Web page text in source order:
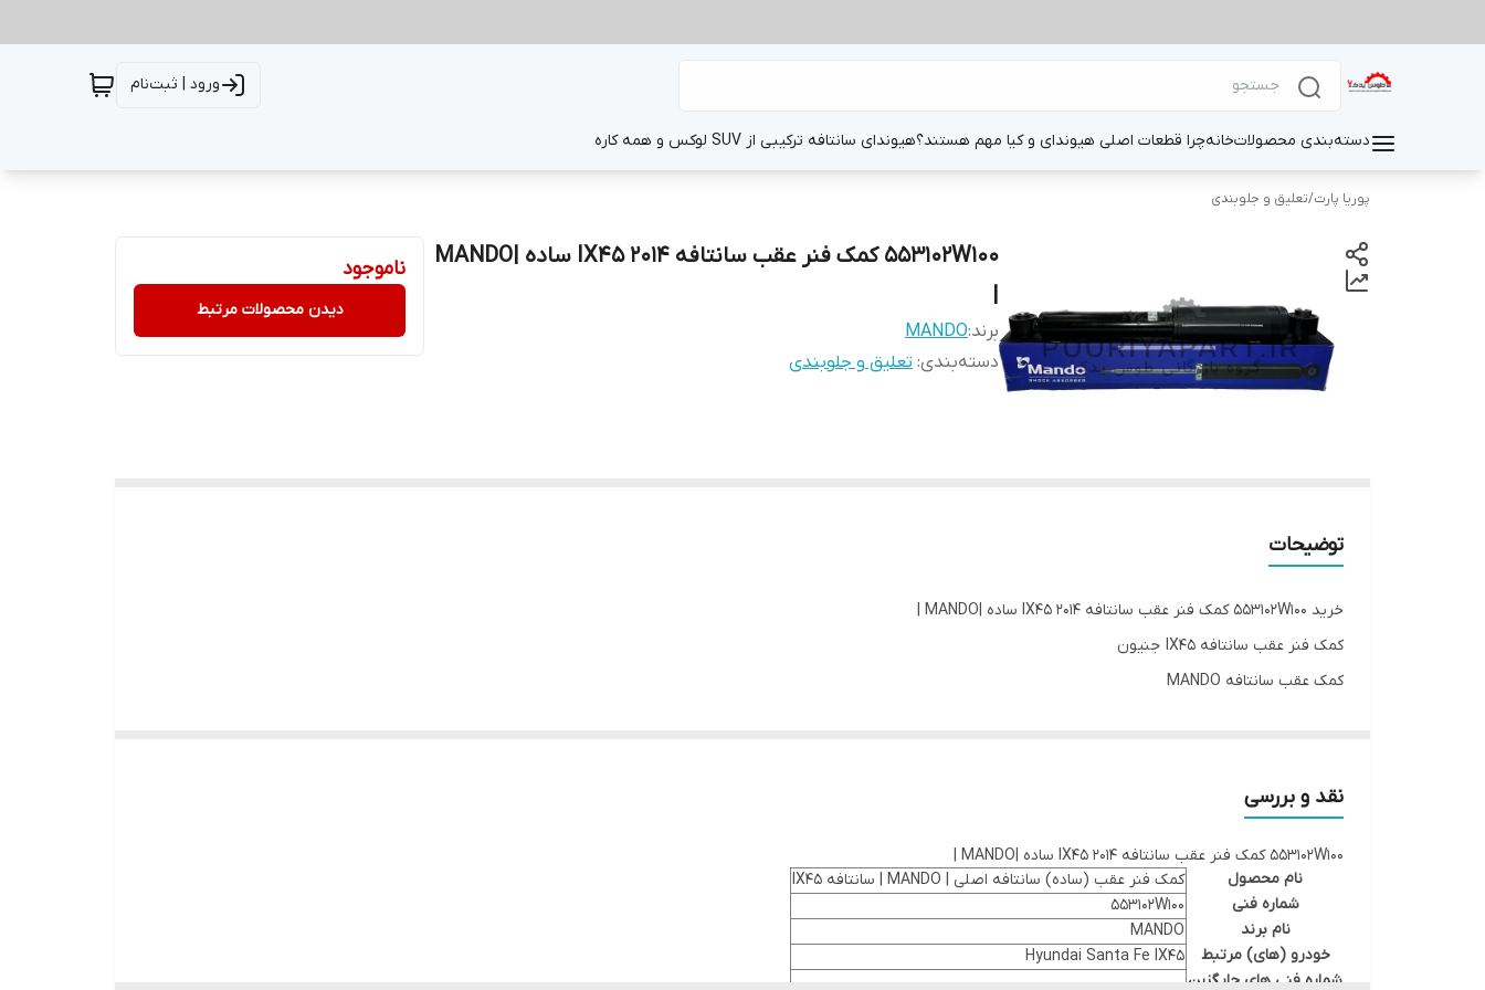
ورود | ثبت‌نام
دسته‌بندی محصولاتخانهچرا قطعات اصلی هیوندای و کیا مهم هستند؟هیوندای سانتافه ترکیبی از SUV لوکس و همه کاره
پوریا پارت/تعلیق و جلوبندی
553102W100 کمک فنر عقب سانتافه IX45 2014 ساده |MANDO
برند:MANDO
دسته‌بندی: تعلیق و جلوبندی
ناموجود
دیدن محصولات مرتبط
توضیحات
خرید 553102W100 کمک فنر عقب سانتافه IX45 2014 ساده |MANDO |
کمک فنر عقب سانتافه IX45 جنیون
کمک عقب سانتافه MANDO
نقد و بررسی
553102W100 کمک فنر عقب سانتافه IX45 2014 ساده |MANDO |
نام محصول
کمک فنر عقب (ساده) سانتافه اصلی | MANDO | سانتافه IX45
شماره فنی
553102W100
نام برند
MANDO
خودرو (های) مرتبط
Hyundai Santa Fe IX45
شماره فنی های جایگزین